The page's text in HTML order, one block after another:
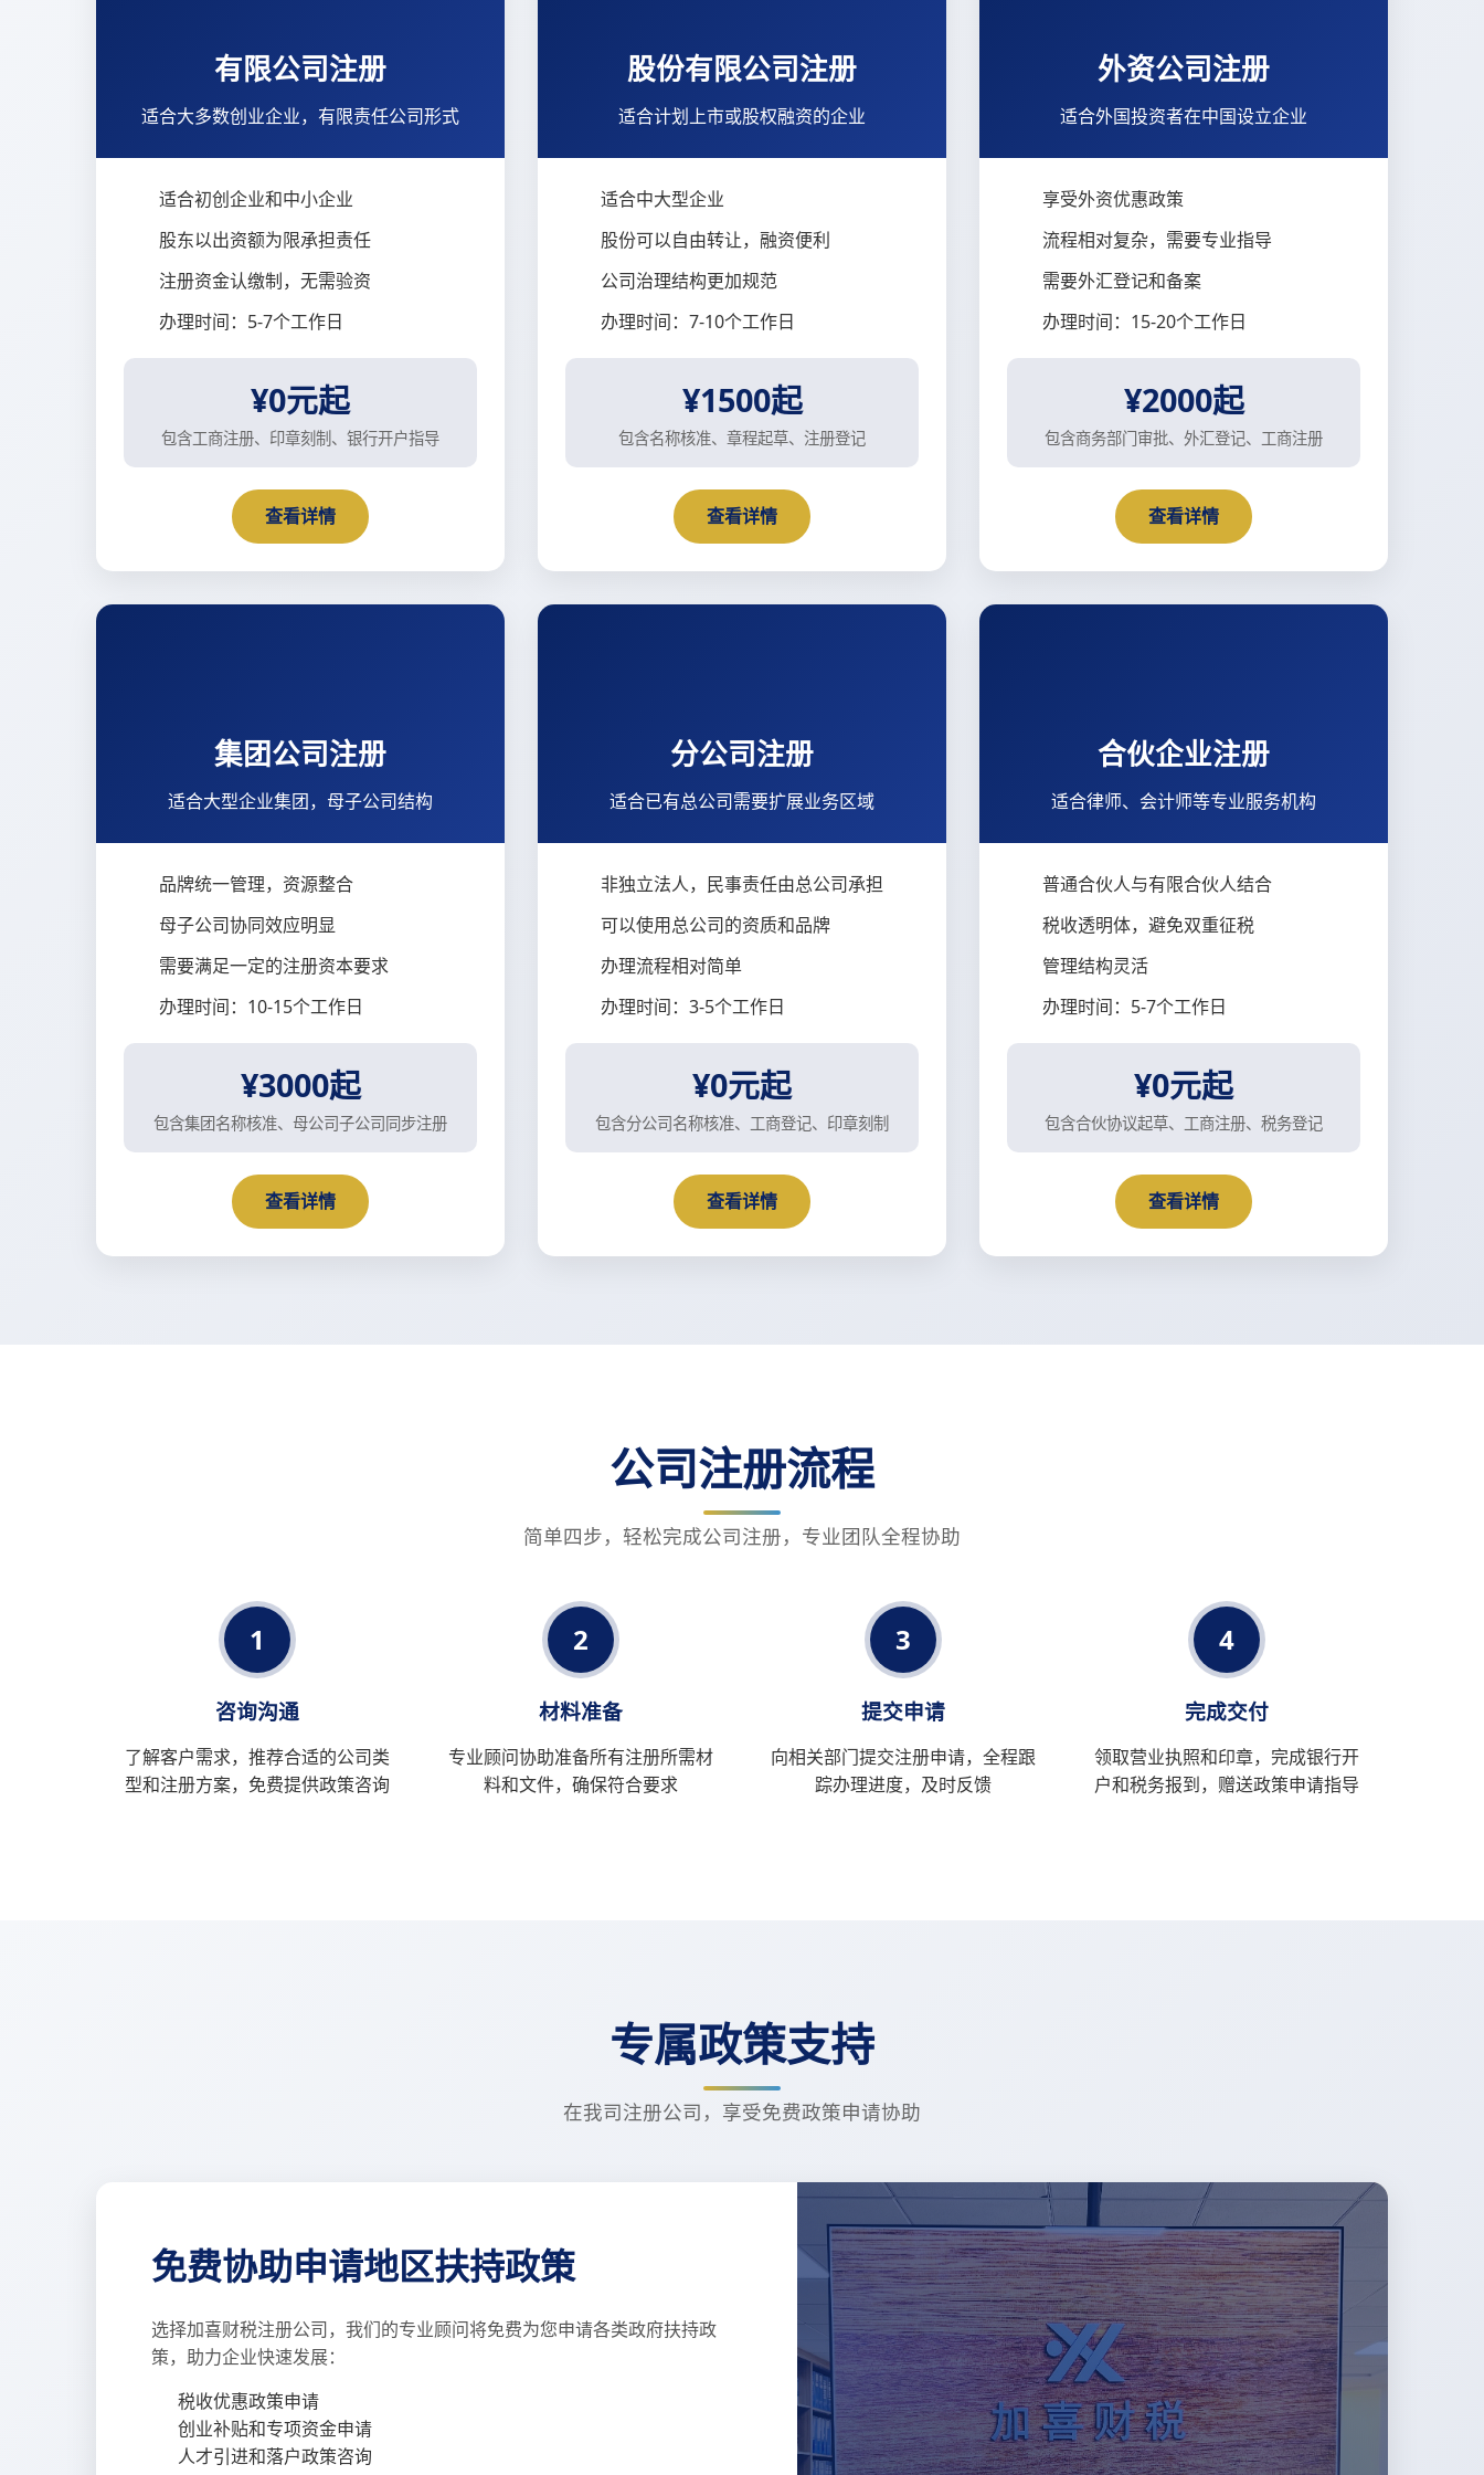
有限公司注册
适合大多数创业企业，有限责任公司形式
适合初创企业和中小企业
股东以出资额为限承担责任
注册资金认缴制，无需验资
办理时间：5-7个工作日
¥0元起
包含工商注册、印章刻制、银行开户指导
查看详情
股份有限公司注册
适合计划上市或股权融资的企业
适合中大型企业
股份可以自由转让，融资便利
公司治理结构更加规范
办理时间：7-10个工作日
¥1500起
包含名称核准、章程起草、注册登记
查看详情
外资公司注册
适合外国投资者在中国设立企业
享受外资优惠政策
流程相对复杂，需要专业指导
需要外汇登记和备案
办理时间：15-20个工作日
¥2000起
包含商务部门审批、外汇登记、工商注册
查看详情
集团公司注册
适合大型企业集团，母子公司结构
品牌统一管理，资源整合
母子公司协同效应明显
需要满足一定的注册资本要求
办理时间：10-15个工作日
¥3000起
包含集团名称核准、母公司子公司同步注册
查看详情
分公司注册
适合已有总公司需要扩展业务区域
非独立法人，民事责任由总公司承担
可以使用总公司的资质和品牌
办理流程相对简单
办理时间：3-5个工作日
¥0元起
包含分公司名称核准、工商登记、印章刻制
查看详情
合伙企业注册
适合律师、会计师等专业服务机构
普通合伙人与有限合伙人结合
税收透明体，避免双重征税
管理结构灵活
办理时间：5-7个工作日
¥0元起
包含合伙协议起草、工商注册、税务登记
查看详情
公司注册流程
简单四步，轻松完成公司注册，专业团队全程协助
1
咨询沟通
了解客户需求，推荐合适的公司类
型和注册方案，免费提供政策咨询
2
材料准备
专业顾问协助准备所有注册所需材
料和文件，确保符合要求
3
提交申请
向相关部门提交注册申请，全程跟
踪办理进度，及时反馈
4
完成交付
领取营业执照和印章，完成银行开
户和税务报到，赠送政策申请指导
专属政策支持
在我司注册公司，享受免费政策申请协助
免费协助申请地区扶持政策
选择加喜财税注册公司，我们的专业顾问将免费为您申请各类政府扶持政
策，助力企业快速发展：
税收优惠政策申请
创业补贴和专项资金申请
人才引进和落户政策咨询